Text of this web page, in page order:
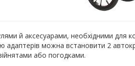
й аксесуарами, необхідними для
можна встановити 2
або погодками.